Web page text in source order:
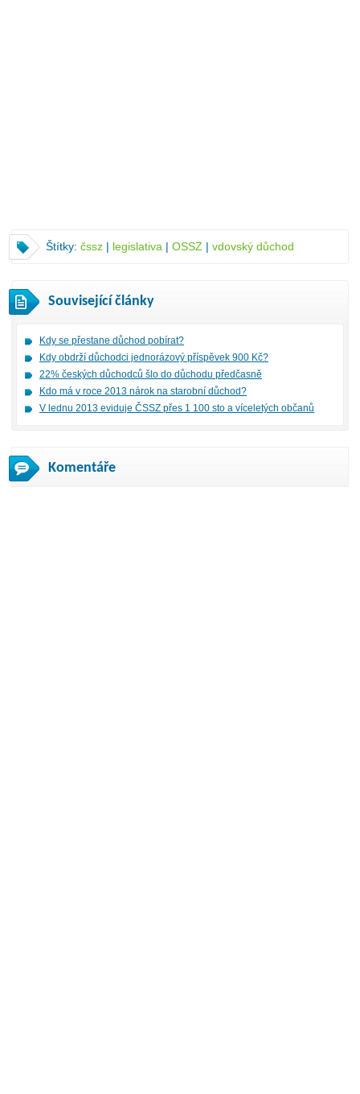
Štítky: čssz | legislativa | OSSZ | vdovský důchod
Související články
Kdy se přestane důchod pobírat?
Kdy obdrží důchodci jednorázový příspěvek 900 Kč?
22% českých důchodců šlo do důchodu předčasně
Kdo má v roce 2013 nárok na starobní důchod?
V lednu 2013 eviduje ČSSZ přes 1 100 sto a víceletých občanů
Komentáře